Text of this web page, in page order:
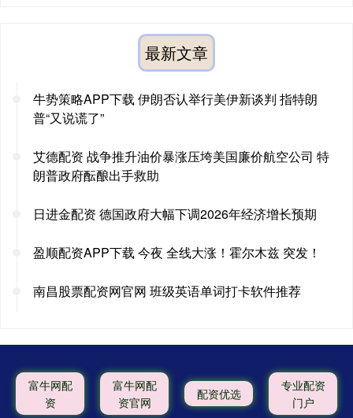
最新文章
牛势策略APP下载 伊朗否认举行美伊新谈判 指特朗
普“又说谎了”
艾德配资 战争推升油价暴涨压垮美国廉价航空公司 特
朗普政府酝酿出手救助
日进金配资 德国政府大幅下调2026年经济增长预期
盈顺配资APP下载 今夜 全线大涨！霍尔木兹 突发！
南昌股票配资网官网 班级英语单词打卡软件推荐
富牛网配
资
富牛网配
资官网
配资优选
专业配资
门户